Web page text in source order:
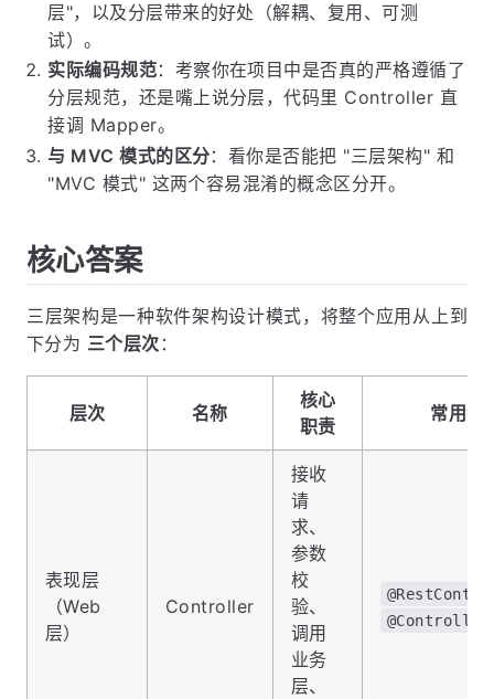
层"，以及分层带来的好处（解耦、复用、可测
试）。
实际编码规范：考察你在项目中是否真的严格遵循了
分层规范，还是嘴上说分层，代码里 Controller 直
接调 Mapper。
与 MVC 模式的区分：看你是否能把 "三层架构" 和
"MVC 模式" 这两个容易混淆的概念区分开。
核心答案
三层架构是一种软件架构设计模式，将整个应用从上到
下分为 三个层次 ：
层次 名称
核心
职责
常用组
表现层
（Web
层）
Controller
接收
请
求、
参数
校
验、
调用
业务
层、
@Controller